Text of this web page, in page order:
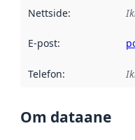
Nettside:
E-post:
Telefon:
Om dataane